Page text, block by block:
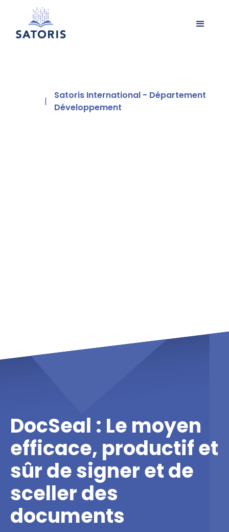
|
Satoris International - Département
Développement
DocSeal : Le moyen
efficace, productif et
sûr de signer et de
sceller des
documents